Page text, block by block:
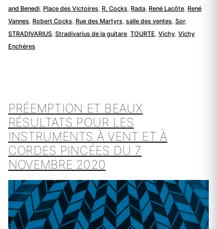
and Benedi, Place des Victoires R. Cocks Rada, René Lacôte, René
Vannes Robert Cocks Rue des Martyrs salle des ventes Sor,
STRADIVARIUS, Stradivarius de la guitare, TOURTE Vichy, Vichy
Enchères
PRÉEMPTION ET BEAUX
RÉSULTATS POUR LES
INSTRUMENTS À VENT ET À
CORDES PINCÉES DU 7
NOVEMBRE 2020